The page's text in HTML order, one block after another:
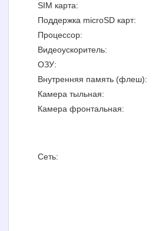
SIM карта:
Поддержка microSD карт:
Процессор:
Видеоускоритель:
ОЗУ:
Внутренняя память (флеш):
Камера тыльная:
Камера фронтальная:
Сеть: